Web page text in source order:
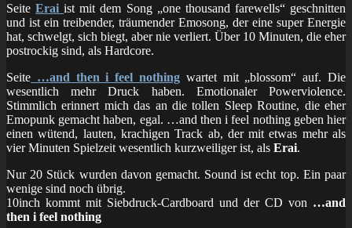
SeiteErai ist mit dem Song „one thousand farewells“ geschnitten
und ist ein treibender, träumender Emosong, der eine super Energie
hat, schwelgt, sich biegt, aber nie verliert. Über 10 Minuten, die eher
postrockig sind, als Hardcore.
Seite …and then i feel nothing wartet mit „blossom“ auf. Die
wesentlich mehr Druck haben. Emotionaler Powerviolence.
Stimmlich erinnert mich das an die tollen Sleep Routine, die eher
Emopunk gemacht haben, egal. …and then i feel nothing geben hier
einen wütend, lauten, krachigen Track ab, der mit etwas mehr als
vier Minuten Spielzeit wesentlich kurzweiliger ist, als Erai.
Nur 20 Stück wurden davon gemacht. Sound ist echt top. Ein paar
wenige sind noch übrig.
10inch kommt mit Siebdruck-Cardboard und der CD von …and
then i feel nothing